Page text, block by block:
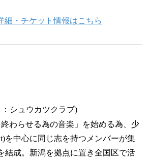
細・チケット情報はこちら
シュウカツクラブ)
わらせる為の音楽」を始める為、少
を中心に同じ志を持つメンバーが集
結成。新潟を拠点に置き全国区で活